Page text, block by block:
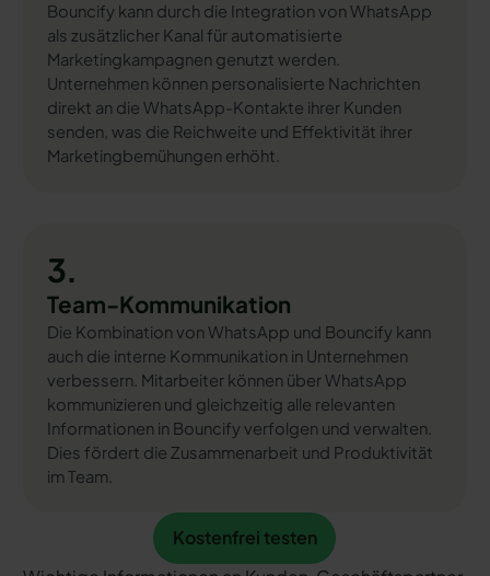
Bouncify kann durch die Integration von WhatsApp
als zusätzlicher Kanal für automatisierte
Marketingkampagnen genutzt werden.
Unternehmen können personalisierte Nachrichten
direkt an die WhatsApp-Kontakte ihrer Kunden
senden, was die Reichweite und Effektivität ihrer
Marketingbemühungen erhöht.
3.
Team-Kommunikation
Die Kombination von WhatsApp und Bouncify kann
auch die interne Kommunikation in Unternehmen
verbessern. Mitarbeiter können über WhatsApp
kommunizieren und gleichzeitig alle relevanten
Informationen in Bouncify verfolgen und verwalten.
Dies fördert die Zusammenarbeit und Produktivität
im Team.
Kostenfrei testen
Kostenfrei testen